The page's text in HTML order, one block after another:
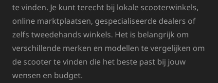
te vinden. Je kunt terecht bij lokale scooterwinkels,
online marktplaatsen, gespecialiseerde dealers of
zelfs tweedehands winkels. Het is belangrijk om
verschillende merken en modellen te vergelijken om
de scooter te vinden die het beste past bij jouw
wensen en budget.